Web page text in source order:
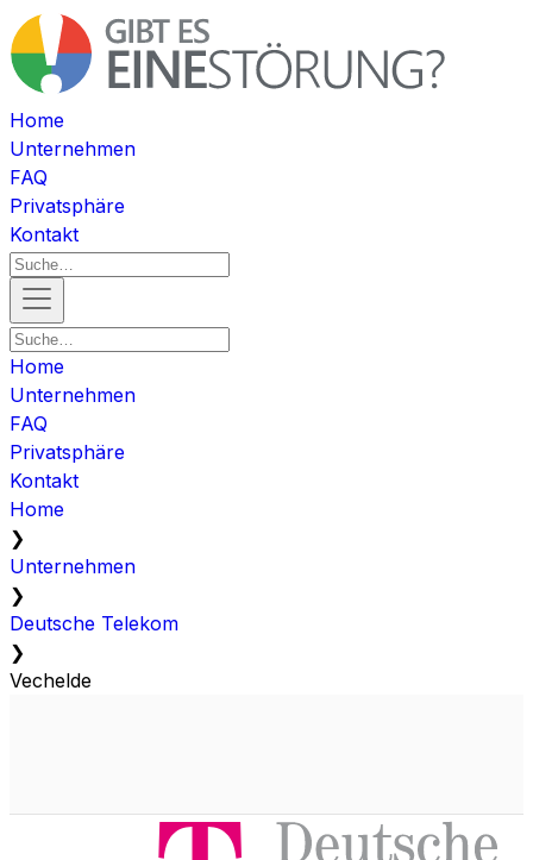
Home
Unternehmen
FAQ
Privatsphäre
Kontakt
Home
Unternehmen
FAQ
Privatsphäre
Kontakt
Home
❯
Unternehmen
❯
Deutsche Telekom
❯
Vechelde